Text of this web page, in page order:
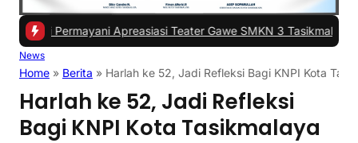
Permayani Apreasiasi Teater Gawe SMKN 3 Tasikmalaya Tampil
News
Home » Berita » Harlah ke 52, Jadi Refleksi Bagi KNPI Kota
Harlah ke 52, Jadi Refleksi
Bagi KNPI Kota Tasikmalaya